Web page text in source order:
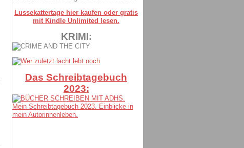
Lussekattertage hier kaufen oder gratis
mit Kindle Unlimited lesen.
KRIMI:
Das Schreibtagebuch
2023: